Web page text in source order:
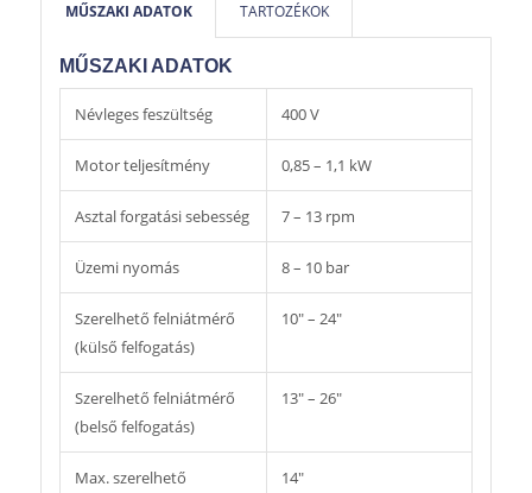
A berendezés fel van készítve az alacsony profilú
abroncsok szereléshez szükséges segédkar
fogadására is.
MŰSZAKI ADATOK TARTOZÉKOK
MŰSZAKI ADATOK
Névleges feszültség 400 V
Motor teljesítmény 0,85 – 1,1 kW
Asztal forgatási sebesség 7 – 13 rpm
Üzemi nyomás 8 – 10 bar
Szerelhető felniátmérő
(külső felfogatás)
10″ – 24″
Szerelhető felniátmérő
(belső felfogatás)
13″ – 26″
Max. szerelhető
14″